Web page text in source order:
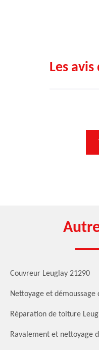
Les
Couvreur Leuglay 21290
Nettoyage et
Réparation de toiture
Ravalement et nettoyage